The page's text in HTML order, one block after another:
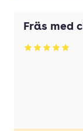
Fräs med
Betyg: 5 av 5